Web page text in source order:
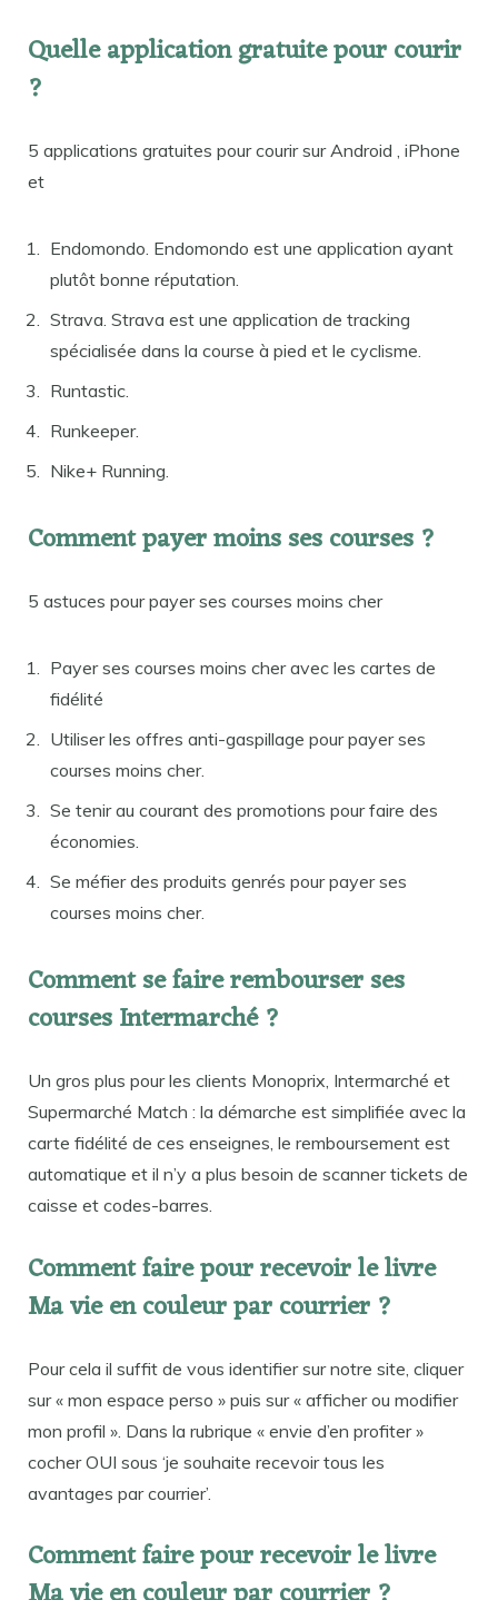
Quelle application gratuite pour courir
?
5 applications gratuites pour courir sur Android , iPhone
et
Endomondo. Endomondo est une application ayant
plutôt bonne réputation.
Strava. Strava est une application de tracking
spécialisée dans la course à pied et le cyclisme.
Runtastic.
Runkeeper.
Nike+ Running.
Comment payer moins ses courses ?
5 astuces pour payer ses courses moins cher
Payer ses courses moins cher avec les cartes de
fidélité
Utiliser les offres anti-gaspillage pour payer ses
courses moins cher.
Se tenir au courant des promotions pour faire des
économies.
Se méfier des produits genrés pour payer ses
courses moins cher.
Comment se faire rembourser ses
courses Intermarché ?
Un gros plus pour les clients Monoprix, Intermarché et
Supermarché Match : la démarche est simplifiée avec la
carte fidélité de ces enseignes, le remboursement est
automatique et il n’y a plus besoin de scanner tickets de
caisse et codes-barres.
Comment faire pour recevoir le livre
Ma vie en couleur par courrier ?
Pour cela il suffit de vous identifier sur notre site, cliquer
sur « mon espace perso » puis sur « afficher ou modifier
mon profil ». Dans la rubrique « envie d’en profiter »
cocher OUI sous ‘je souhaite recevoir tous les
avantages par courrier’.
Comment faire pour recevoir le livre